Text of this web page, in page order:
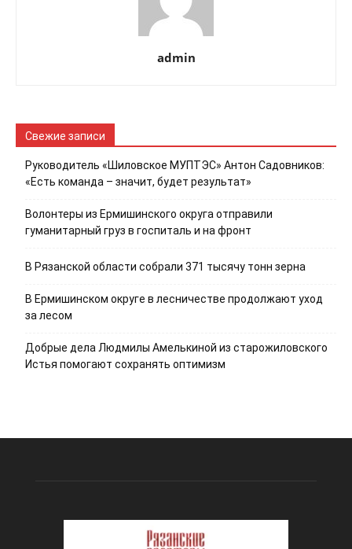
admin
Свежие записи
Руководитель «Шиловское МУПТЭС» Антон Садовников:
«Есть команда – значит, будет результат»
Волонтеры из Ермишинского округа отправили
гуманитарный груз в госпиталь и на фронт
В Рязанской области собрали 371 тысячу тонн зерна
В Ермишинском округе в лесничестве продолжают уход
за лесом
Добрые дела Людмилы Амелькиной из старожиловского
Истья помогают сохранять оптимизм